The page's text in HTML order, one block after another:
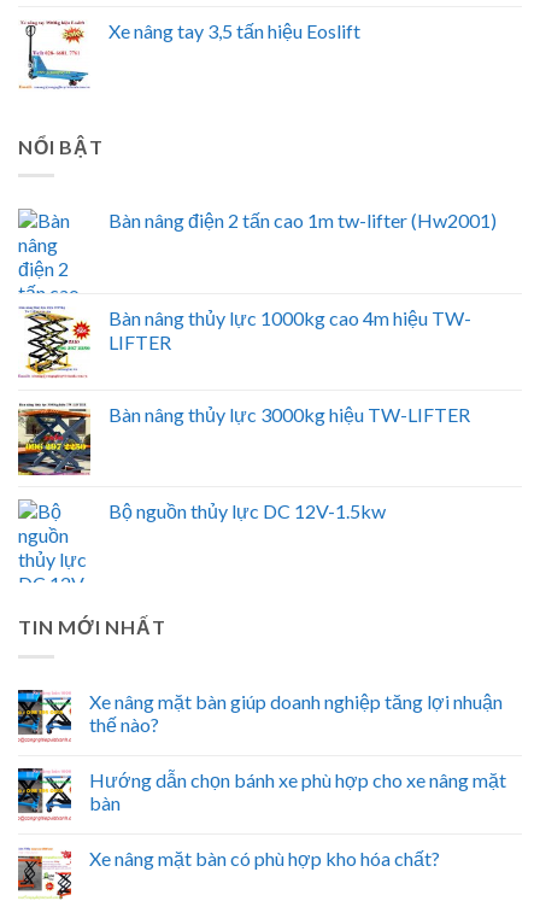
Xe nâng tay 3,5 tấn hiệu Eoslift
NỔI BẬT
Bàn nâng điện 2 tấn cao 1m tw-lifter (Hw2001)
Bàn nâng thủy lực 1000kg cao 4m hiệu TW-
LIFTER
Bàn nâng thủy lực 3000kg hiệu TW-LIFTER
Bộ nguồn thủy lực DC 12V-1.5kw
TIN MỚI NHẤT
Xe nâng mặt bàn giúp doanh nghiệp tăng lợi nhuận
thế nào?
Hướng dẫn chọn bánh xe phù hợp cho xe nâng mặt
bàn
Xe nâng mặt bàn có phù hợp kho hóa chất?